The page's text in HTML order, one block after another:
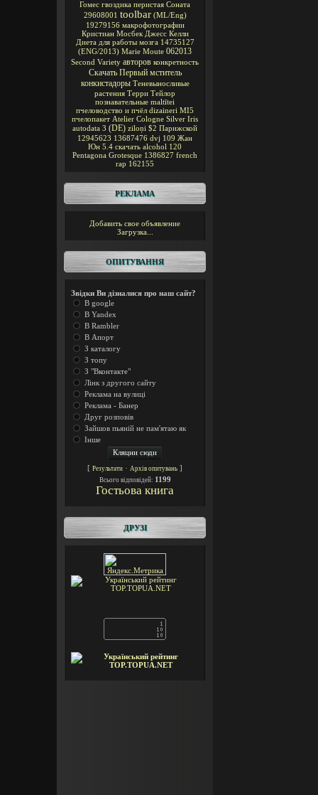
Гомес гвоздика перистая Соната
29608001 toolbar (ML/Eng)
19279156 макрофотографии
Кристиан Мосбек Джесс Келли
Диета для работы мозга 14735127
(ENG/2013) Marie Moute 062013
Second Variety авторов конкретность
Скачать Первый мститель
конкистадоры Теневыносливые
растения Терри Тейлор
познавательные maltītei
пчеловодство и пчёл dizaineri MI5
пчелопакет Atelier Cologne Silver Iris
autodata 3 (DE) ziloņi $2 Парижской
12945623 13687476 dvj 109 Жан
Юн 5.4 скачать alcohol 120
Pentagona Grotesque 1386827 french
rap 162155
РЕКЛАМА
Добавить свое объявление
Загрузка...
ОПИТУВАННЯ
Звідки Ви дізналися про наш сайт?
В google
В Yandex
В Rambler
В Апорт
З каталогу
З топу
З "Вконтакте"
Лінк з другого сайту
Реклама на вулиці
Реклама - Банер
Друг розповів
Зайшов пьяній не пам'ятаю як
Інше
[ Результати · Архів опитувань ]
Всього відповідей: 1199
Гостьова книга
ДРУЗІ